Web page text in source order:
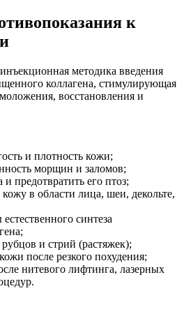
к
методика введения
коллагена, стимулирующая
восстановления и
и плотность кожи;
морщин и заломов;
предотвратить его птоз;
в области лица, шеи, декольте,
синтеза
и стрий (растяжек);
после резкого похудения;
нитевого лифтинга, лазерных